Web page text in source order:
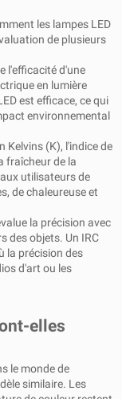
les lampes LED
de plusieurs
l'efficacité d'une
en lumière
est efficace, ce qui
environnemental
Kelvins (K), l'indice de
fraîcheur de la
utilisateurs de
de chaleureuse et
la précision avec
des objets. Un IRC
la précision des
d'art ou les
elles
le monde de
similaire. Les